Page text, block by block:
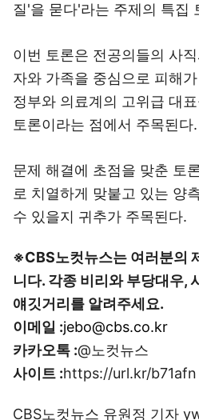
질'을 묻다'라는 주제의 특집
이번 토론은 전공의들의 사
자와 가족을 중심으로 피해
정부와 의료계의 고위급 대
토론이라는 점에서 주목된다.
문제 해결에 초점을 맞춘 토
로 치열하게 맞붙고 있는 양
수 있을지 귀추가 주목된다.
※CBS노컷뉴스는 여러분의
니다. 각종 비리와 부당대우,
얘깃거리를 알려주세요.
이메일 :jebo@cbs.co.kr
카카오톡 :@노컷뉴스
사이트 :https://url.kr/b71afn
CBS노컷뉴스 유원정 기자